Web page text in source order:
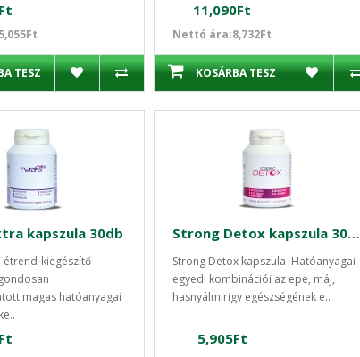
TESZ
11,090Ft
Nettó ára:8,732Ft
KOSÁRBA TESZ
kapszula 30db
étrend-kiegészítő
magas hatóanyagai
Strong Detox kapszula 30 db
Strong Detox kapszula Hatóanyagai
egyedi kombinációi az epe, máj,
hasnyálmirigy egészségének e..
5,905Ft